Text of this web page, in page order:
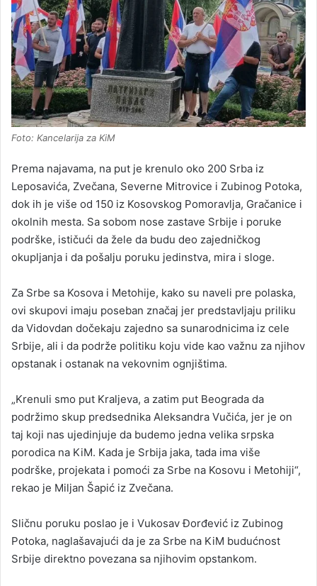
Foto: Kancelarija za KiM
Prema najavama, na put je krenulo oko 200 Srba iz
Leposavića, Zvečana, Severne Mitrovice i Zubinog Potoka,
dok ih je više od 150 iz Kosovskog Pomoravlja, Gračanice i
okolnih mesta. Sa sobom nose zastave Srbije i poruke
podrške, ističući da žele da budu deo zajedničkog
okupljanja i da pošalju poruku jedinstva, mira i sloge.
Za Srbe sa Kosova i Metohije, kako su naveli pre polaska,
ovi skupovi imaju poseban značaj jer predstavljaju priliku
da Vidovdan dočekaju zajedno sa sunarodnicima iz cele
Srbije, ali i da podrže politiku koju vide kao važnu za njihov
opstanak i ostanak na vekovnim ognjištima.
„Krenuli smo put Kraljeva, a zatim put Beograda da
podržimo skup predsednika Aleksandra Vučića, jer je on
taj koji nas ujedinjuje da budemo jedna velika srpska
porodica na KiM. Kada je Srbija jaka, tada ima više
podrške, projekata i pomoći za Srbe na Kosovu i Metohiji“,
rekao je Miljan Šapić iz Zvečana.
Sličnu poruku poslao je i Vukosav Đorđević iz Zubinog
Potoka, naglašavajući da je za Srbe na KiM budućnost
Srbije direktno povezana sa njihovim opstankom.